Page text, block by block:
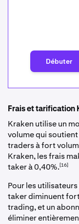
Débuter
Frais et tarification
Kraken utilise un
volume qui
traders à fort
Kraken, les frais
taker à 0,40%.[16]
Pour les
taker diminuent
trading, et un
éliminer